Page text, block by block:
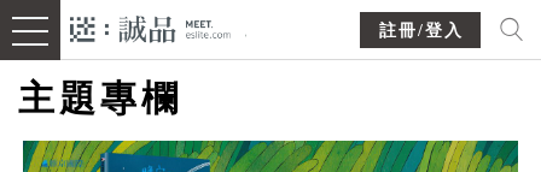
註冊/登入
主題專欄